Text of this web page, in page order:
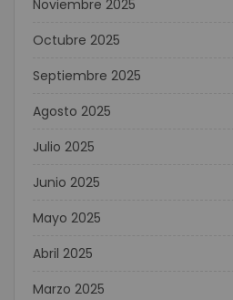
Noviembre 2025
Octubre 2025
Septiembre 2025
Agosto 2025
Julio 2025
Junio 2025
Mayo 2025
Abril 2025
Marzo 2025